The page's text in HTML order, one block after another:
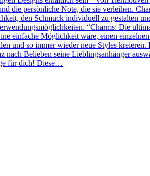
die persönliche Note, die sie verleihen.
den Schmuck individuell zu gestalten
“Charms: Die
einfache Möglichkeit wäre, einen
und so immer wieder neue Styles kreieren.
Belieben seine Lieblingsanhänger
für dich! Diese…